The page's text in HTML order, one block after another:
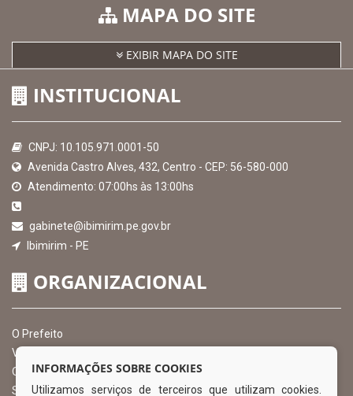
MAPA DO SITE
EXIBIR MAPA DO SITE
INSTITUCIONAL
CNPJ: 10.105.971.0001-50
Avenida Castro Alves, 432, Centro - CEP: 56-580-000
Atendimento: 07:00hs às 13:00hs
gabinete@ibimirim.pe.gov.br
Ibimirim - PE
ORGANIZACIONAL
O Prefeito
Vice Prefeito
Ouvidoria Municipal
Serviço de Informação ao Cidadão – SIC
INFORMAÇÕES SOBRE COOKIES
Utilizamos serviços de terceiros que utilizam cookies.